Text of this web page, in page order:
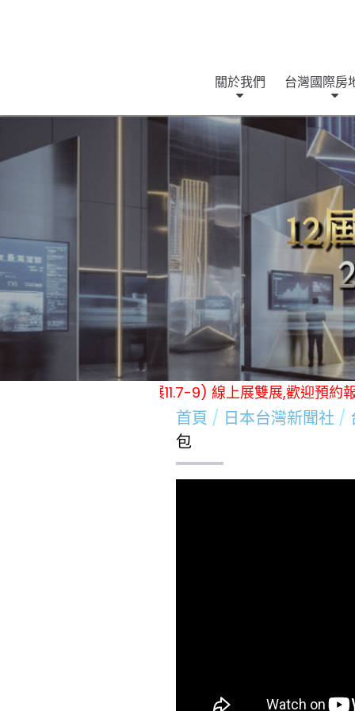
關於我們 台灣國際房
/ (冬季展 實體展11.7-9) 線上展雙展,歡迎預約報
首頁 日本台灣新聞社
包